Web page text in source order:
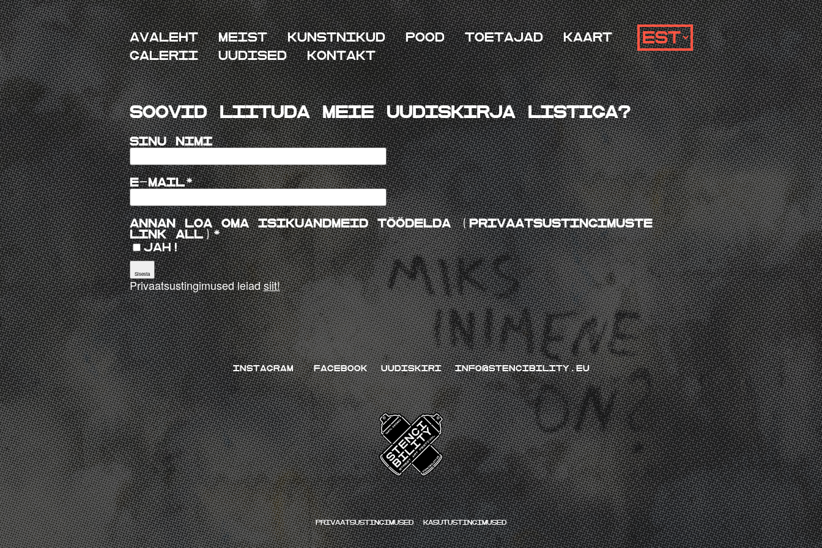
Avaleht Meist Kunstnikud Pood Toetajad
Kaart
Galerii
Uudised Kontakt
Soovid Liituda MEIE uudiskirja listiga?
Sinu nimi
E-mail
Annan loa oma isikuandmeid töödelda (privaatsustingimuste
link all)
Jah!
Privaatsustingimusedleiadsiit!
INSTAGRAM FACEBOOK UUDISKIRI INFO@STENCIBILITY.EU
Privaatsustingimused kasutustingimused